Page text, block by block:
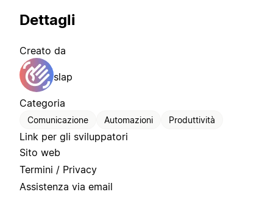
Dettagli
Creato da
slap
Categoria
Comunicazione Automazioni Produttività
Link per gli sviluppatori
Sito web
Termini / Privacy
Assistenza via email